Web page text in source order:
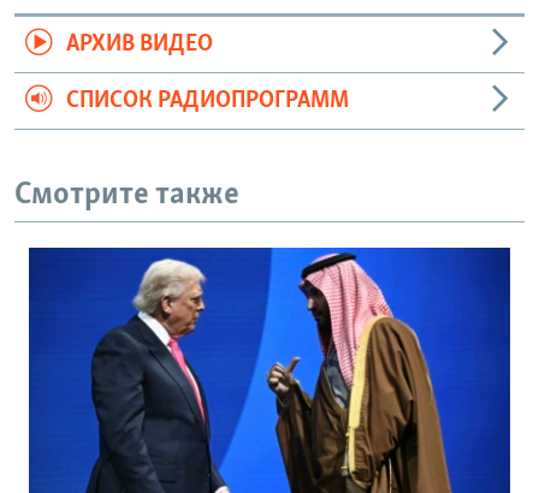
АРХИВ ВИДЕО
СПИСОК РАДИОПРОГРАММ
Смотрите также